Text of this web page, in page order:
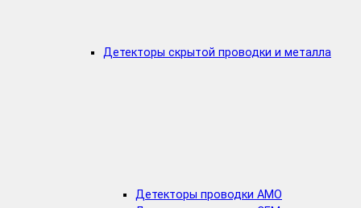
Детекторы скрытой проводки и металла
Детекторы проводки AMO